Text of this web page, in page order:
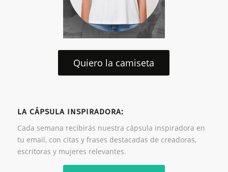
Quiero la camiseta
LA CÁPSULA INSPIRADORA:
Cada semana recibirás nuestra cápsula inspiradora en
tu email, con citas y frases destacadas de creadoras,
escritoras y mujeres relevantes.